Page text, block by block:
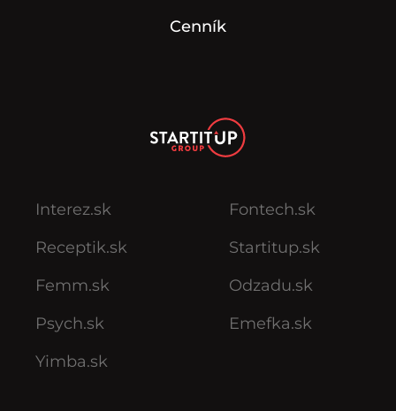
Cenník
Interez.sk
Receptik.sk
Femm.sk
Psych.sk
Yimba.sk
Fontech.sk
Startitup.sk
Odzadu.sk
Emefka.sk